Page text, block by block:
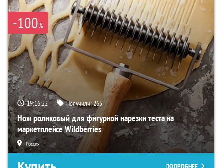
-100%
19:16:21 Получили:265
Нож роликовый для фигурной нарезки теста на
маркетплейсе Wildberries
Россия
ПОДРОБНЕЕ